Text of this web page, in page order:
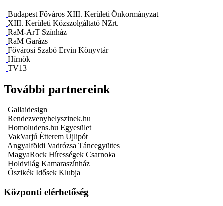
Budapest Főváros XIII. Kerületi Önkormányzat
XIII. Kerületi Közszolgáltató NZrt.
RaM-ArT Színház
RaM Garázs
Fővárosi Szabó Ervin Könyvtár
Hírnök
TV13
További partnereink
Gallaidesign
Rendezvenyhelyszinek.hu
Homoludens.hu Egyesület
VakVarjú Étterem Újlipót
Angyalföldi Vadrózsa Táncegyüttes
MagyaRock Hírességek Csarnoka
Holdvilág Kamaraszínház
Őszikék Idősek Klubja
Központi elérhetőség